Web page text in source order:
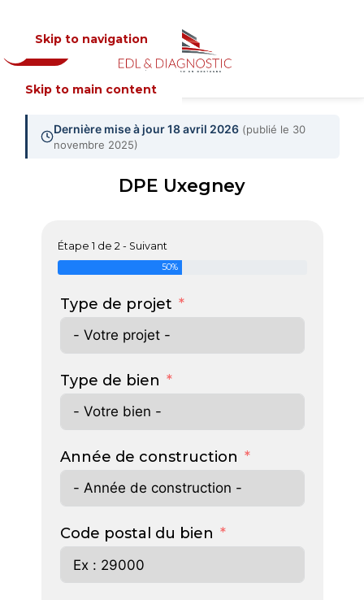
Skip to navigation
Skip to main content
MENU
Dernière mise à jour 18 avril 2026 (publié le 30
novembre 2025)
DPE Uxegney
Étape 1 de 2 - Suivant
50%
Type de projet
Type de bien
Année de construction
Code postal du bien